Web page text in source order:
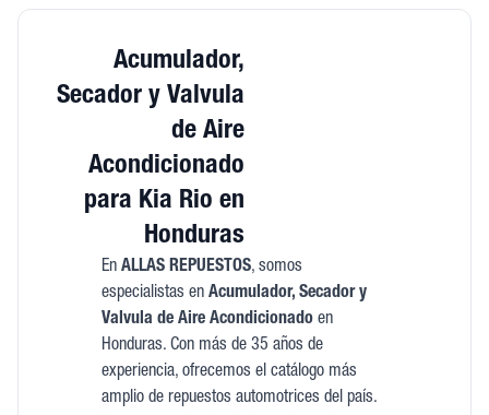
Acumulador,
Secador y Valvula
de Aire
Acondicionado
para Kia Rio en
Honduras
En ALLAS REPUESTOS, somos
especialistas en Acumulador, Secador y
Valvula de Aire Acondicionadoen
Honduras. Con más de 35 años de
experiencia, ofrecemos el catálogo más
amplio de repuestos automotrices del país.